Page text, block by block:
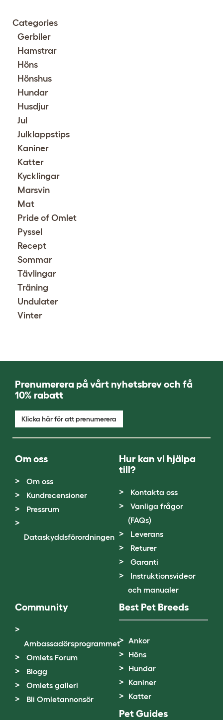
Categories
Gerbiler
Hamstrar
Höns
Hönshus
Hundar
Husdjur
Jul
Julklappstips
Kaniner
Katter
Kycklingar
Marsvin
Mat
Pride of Omlet
Pyssel
Recept
Sommar
Tävlingar
Träning
Undulater
Vinter
Prenumerera på vårt nyhetsbrev och få
10% rabatt
Klicka här för att prenumerera
Om oss
Om oss
Kundrecensioner
Pressrum
Dataskyddsförordningen
Hur kan vi hjälpa
till?
Kontakta oss
Vanliga frågor
(FAQs)
Leverans
Returer
Garanti
Instruktionsvideor
och manualer
Community
Ambassadörsprogrammet
Omlets Forum
Blogg
Omlets galleri
Bli Omletannonsör
Best Pet Breeds
Ankor
Höns
Hundar
Kaniner
Katter
Pet Guides